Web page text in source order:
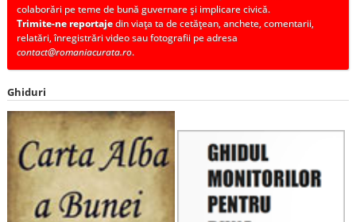
colaborări pe teme de bună guvernare și implicare civică.
Trimite-ne reportajedin viața ta de cetățean, anchete, comentarii,
relatări, înregistrări video sau fotografii pe adresa
contact@romaniacurata.ro.
Ghiduri